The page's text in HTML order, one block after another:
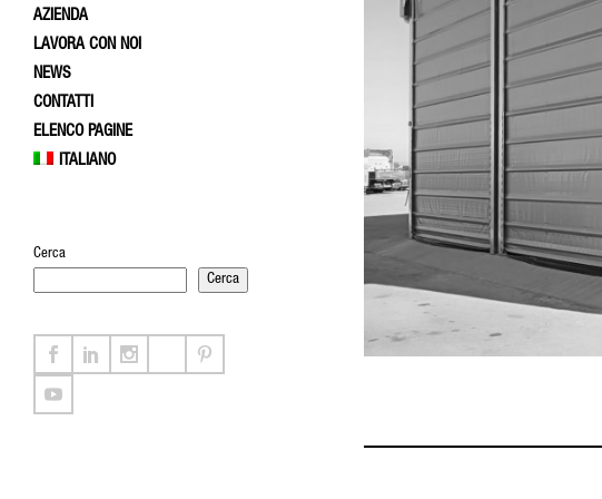
AZIENDA
LAVORA CON NOI
NEWS
CONTATTI
ELENCO PAGINE
ITALIANO
Cerca
Cerca